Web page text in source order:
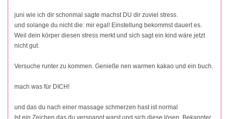
juni wie ich dir schonmal sagte machst DU dir zuviel stress.
und solange du nicht die: mir egal! Einstellung bekommst dauert es.
Weil dein körper diesen stress merkt und sich sagt ein kind wäre jetzt
nicht gut.
Versuche runter zu kommen. Genieße nen warmen kakao und ein buch.
mach was für DICH!
und das du nach einer massage schmerzen hast ist normal
Ist ein Zeichen das du verspannt warst und sich diese lösen. Bekannter